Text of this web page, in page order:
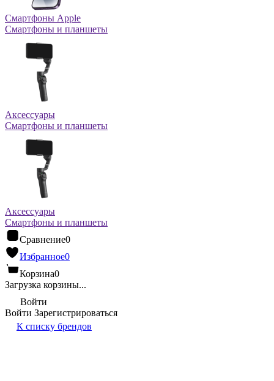
Смартфоны Apple
Смартфоны и планшеты
Аксессуары
Смартфоны и планшеты
Аксессуары
Смартфоны и планшеты
Сравнение0
Избранное0
Корзина0
Загрузка корзины...
Войти
Войти Зарегистрироваться
К списку брендов